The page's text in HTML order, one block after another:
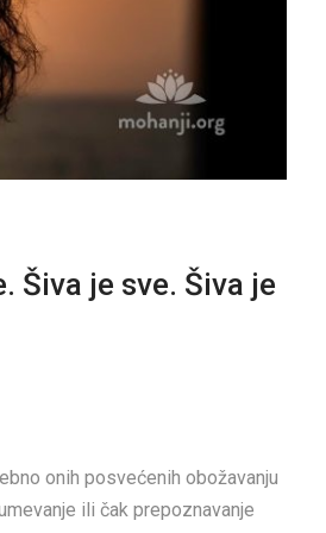
Šiva je sve. Šiva je
onih posvećenih obožavanju
ili čak prepoznavanje